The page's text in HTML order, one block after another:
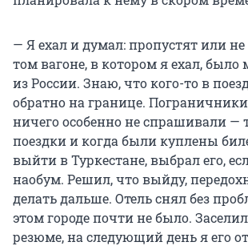
— Я ехал и думал: пропустят или не
том вагоне, в котором я ехал,
из России. Знаю, что кого-то в
обратно на границе.
ничего особенно не спрашивали —
поездки и когда были куплены
выйти в Туркестане, выбрал его,
наобум. Решил, что выйду,
делать дальше. Отель снял без
этом городе почти не было.
резюме, на следующий день я его